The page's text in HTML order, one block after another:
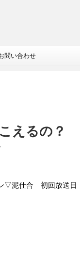
問い合わせ
えるの？
▽泥仕合 初回放送日